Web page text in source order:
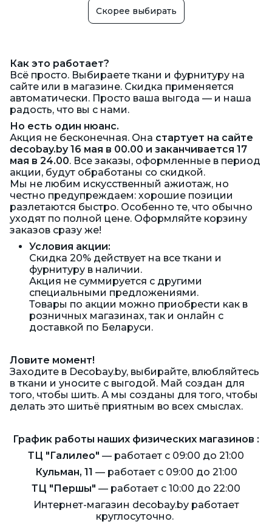
Скорее выбирать
Как это работает?
Всё просто. Выбираете ткани и фурнитуру на
сайте или в магазине. Скидка применяется
автоматически. Просто ваша выгода — и наша
радость, что вы с нами.
Но есть один нюанс.
Акция не бесконечная. Она стартует на сайте
decobay.by 16 мая в 00.00 и заканчивается 17
мая в 24.00. Все заказы, оформленные в период
акции, будут обработаны со скидкой.
Мы не любим искусственный ажиотаж, но
честно предупреждаем: хорошие позиции
разлетаются быстро. Особенно те, что обычно
уходят по полной цене. Оформляйте корзину
заказов сразу же!
Условия акции:
Скидка 20% действует на все ткани и
фурнитуру в наличии.
Акция не суммируется с другими
специальными предложениями.
Товары по акции можно приобрести как в
розничных магазинах, так и онлайн с
доставкой по Беларуси.
Ловите момент!
Заходите в Decobay.by, выбирайте, влюбляйтесь
в ткани и уносите с выгодой. Май создан для
того, чтобы шить. А мы созданы для того, чтобы
делать это шитьё приятным во всех смыслах.
График работы наших физических магазинов :
ТЦ "Галилео" — работает с 09:00 до 21:00
Кульман, 11 — работает с 09:00 до 21:00
ТЦ "Першы" — работает с 10:00 до 22:00
Интернет-магазин decobay.by работает
круглосуточно.